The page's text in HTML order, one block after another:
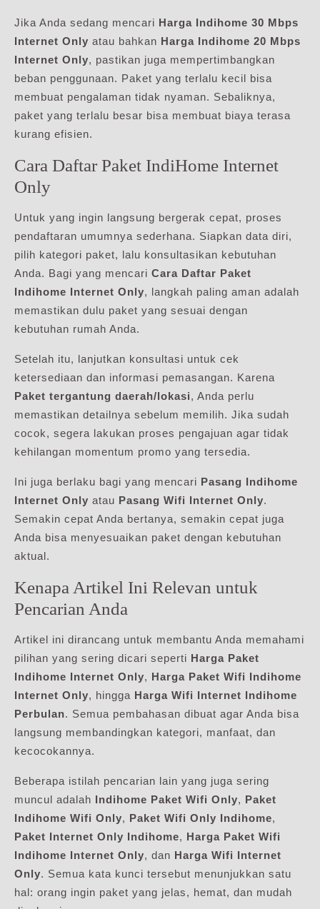
Jika Anda sedang mencari Harga Indihome 30 Mbps
Internet Only atau bahkan Harga Indihome 20 Mbps
Internet Only, pastikan juga mempertimbangkan
beban penggunaan. Paket yang terlalu kecil bisa
membuat pengalaman tidak nyaman. Sebaliknya,
paket yang terlalu besar bisa membuat biaya terasa
kurang efisien.
Cara Daftar Paket IndiHome Internet
Only
Untuk yang ingin langsung bergerak cepat, proses
pendaftaran umumnya sederhana. Siapkan data diri,
pilih kategori paket, lalu konsultasikan kebutuhan
Anda. Bagi yang mencari Cara Daftar Paket
Indihome Internet Only, langkah paling aman adalah
memastikan dulu paket yang sesuai dengan
kebutuhan rumah Anda.
Setelah itu, lanjutkan konsultasi untuk cek
ketersediaan dan informasi pemasangan. Karena
Paket tergantung daerah/lokasi, Anda perlu
memastikan detailnya sebelum memilih. Jika sudah
cocok, segera lakukan proses pengajuan agar tidak
kehilangan momentum promo yang tersedia.
Ini juga berlaku bagi yang mencari Pasang Indihome
Internet Only atau Pasang Wifi Internet Only.
Semakin cepat Anda bertanya, semakin cepat juga
Anda bisa menyesuaikan paket dengan kebutuhan
aktual.
Kenapa Artikel Ini Relevan untuk
Pencarian Anda
Artikel ini dirancang untuk membantu Anda memahami
pilihan yang sering dicari seperti Harga Paket
Indihome Internet Only, Harga Paket Wifi Indihome
Internet Only, hingga Harga Wifi Internet Indihome
Perbulan. Semua pembahasan dibuat agar Anda bisa
langsung membandingkan kategori, manfaat, dan
kecocokannya.
Beberapa istilah pencarian lain yang juga sering
muncul adalah
Indihome Paket Wifi Only, Paket
Indihome Wifi Only, Paket Wifi Only Indihome,
Paket Internet Only Indihome, Harga Paket Wifi
Indihome Internet Only, dan Harga Wifi Internet
Only. Semua kata kunci tersebut menunjukkan satu
hal: orang ingin paket yang jelas, hemat, dan mudah